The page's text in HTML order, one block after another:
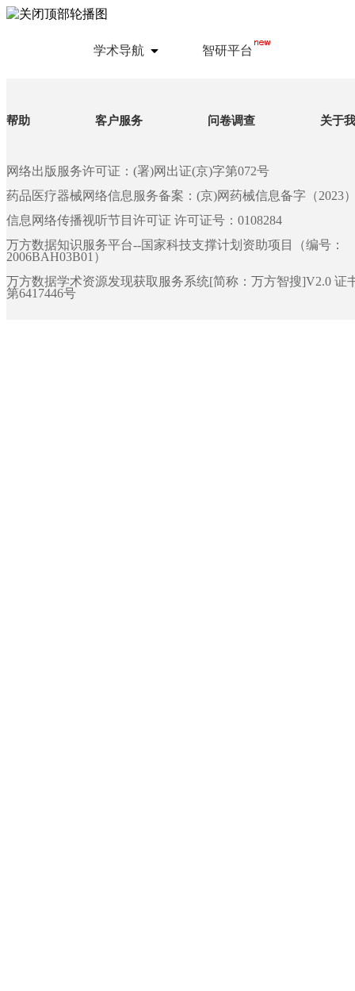
学术导航 智研平台
帮助 客户服务 问卷调查 关于
网络出版服务许可证：(署)网出证(京)字第072号
药品医疗器械网络信息服务备案：(京)网药械信息备字（2023
信息网络传播视听节目许可证 许可证号：0108284
万方数据知识服务平台--国家科技支撑计划资助项目（编号：
2006BAH03B01）
万方数据学术资源发现获取服务系统[简称：万方智搜]V2.0 证
第6417446号